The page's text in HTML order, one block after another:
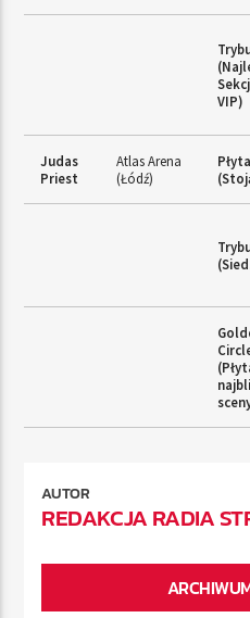
VIP)
Judas
Priest
Atlas Arena
(Łódź)
Płyta
AUTOR
REDAKCJA RADIA